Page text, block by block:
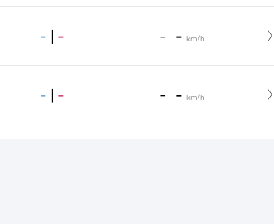
- | - - - km/h
- | - - - km/h